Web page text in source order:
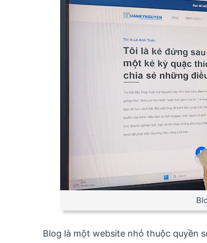
Blog là một website nhỏ thuộc quyền